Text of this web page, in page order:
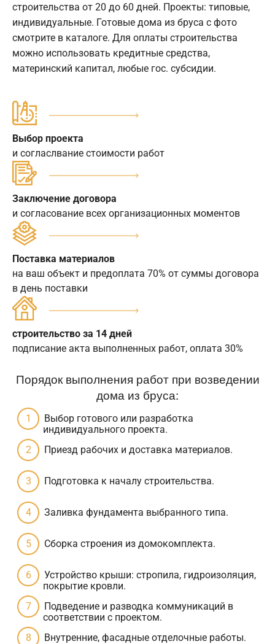
строительства от 20 до 60 дней. Проекты: типовые,
индивидуальные. Готовые дома из бруса с фото
смотрите в каталоге. Для оплаты строительства
можно использовать кредитные средства,
материнский капитал, любые гос. субсидии.
Выбор проекта
и согласлвание стоимости работ
Заключение договора
и согласование всех организационных моментов
Поставка материалов
на ваш объект и предоплата 70% от суммы договора
в день поставки
строительство за 14 дней
подписание акта выполненных работ, оплата 30%
Порядок выполнения работ при возведении
дома из бруса:
Выбор готового или разработка
индивидуального проекта.
Приезд рабочих и доставка материалов.
Подготовка к началу строительства.
Заливка фундамента выбранного типа.
Сборка строения из домокомплекта.
Устройство крыши: стропила, гидроизоляция,
покрытие кровли.
Подведение и разводка коммуникаций в
соответствии с проектом.
Внутренние, фасадные отделочные работы.